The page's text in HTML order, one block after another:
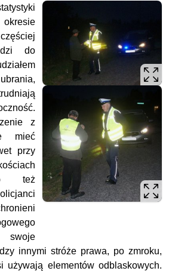
do
z
mieć
przy
też
innymi stróże prawa, po zmroku,
używają elementów odblaskowych.